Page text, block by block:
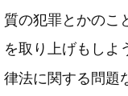
質の犯罪とかのこ
を取り上げもしよ
律法に関する問題